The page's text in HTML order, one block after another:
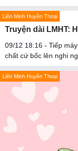
Liên Minh Huyền Thoại
Truyện dài LMHT:
09/12 18:16 - Tiếp
chất cứ bốc lên nghi
Liên Minh Huyền Thoại